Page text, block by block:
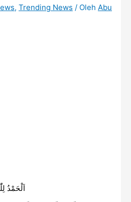
, Trending News / Oleh Abu
اَلْحَمْدُ